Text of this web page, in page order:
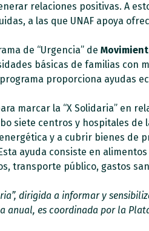
relaciones positivas. A
a las que UNAF apoya
de “Urgencia” de
básicas de familias con
proporciona ayudas
marcar la “X Solidaria” en
siete centros y hospitales de
y a cubrir bienes de
ayuda consiste en
transporte público, gastos
dirigida a informar y
anual, es coordinada por la